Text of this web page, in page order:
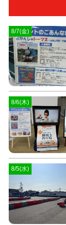
8/7(金)
8/6(木)
8/5(水)